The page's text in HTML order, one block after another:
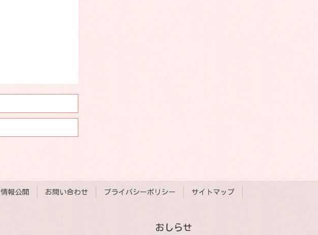
情報公開 お問い合わせ プライバシーポリシー サイトマップ
おしらせ